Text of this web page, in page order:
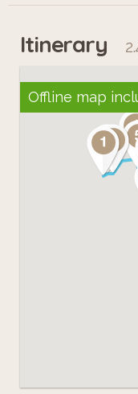
Itinerary
Offline map